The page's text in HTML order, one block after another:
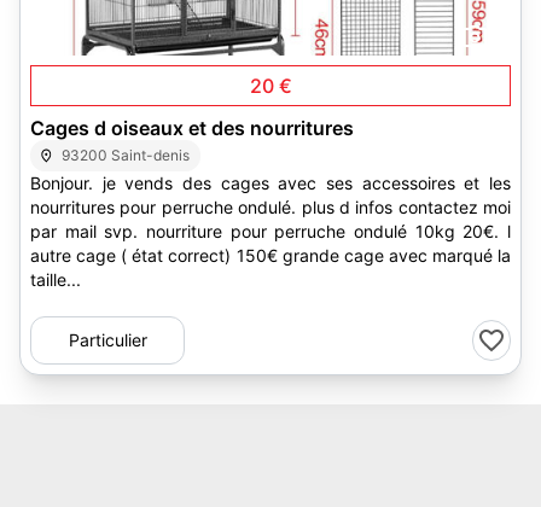
20 €
Cages d oiseaux et des nourritures
93200 Saint-denis
Bonjour. je vends des cages avec ses accessoires et les
nourritures pour perruche ondulé. plus d infos contactez moi
par mail svp. nourriture pour perruche ondulé 10kg 20€. l
autre cage ( état correct) 150€ grande cage avec marqué la
taille...
Particulier